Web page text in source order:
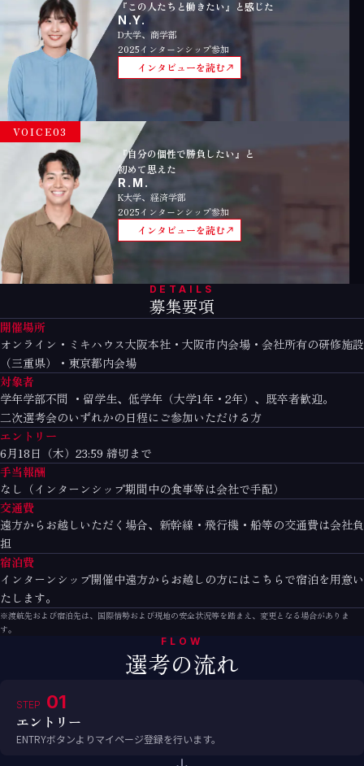
『この人たちと働きたい』と感じた
N.Y.
D大学、商学部
2025インターンシップ参加
インタビューを読む
『自分の個性で勝負したい』と
初めて思えた
R.M.
K大学、経済学部
2025インターンシップ参加
インタビューを読む
VOICE03
DETAILS
募集要項
開催場所
オンライン・ミキハウス大阪本社・大阪市内会場・会社所有の研修施設
（三重県）・東京都内会場
対象者
学年学部不問 ・留学生、低学年（大学1年・2年）、既卒者歓迎。
二次選考会のいずれかの日程にご参加いただける方
エントリー
6月18日（木）23:59 締切まで
手当報酬
なし（インターンシップ期間中の食事等は会社で手配）
交通費
遠方からお越しいただく場合、新幹線・飛行機・船等の交通費は会社負
担
宿泊費
インターンシップ開催中遠方からお越しの方にはこちらで宿泊を用意い
たします。
※渡航先および宿泊先は、国際情勢および現地の安全状況等を踏まえ、変更となる場合がありま
す。
FLOW
選考の流れ
STEP 01
エントリー
ENTRYボタンよりマイページ登録を行います。